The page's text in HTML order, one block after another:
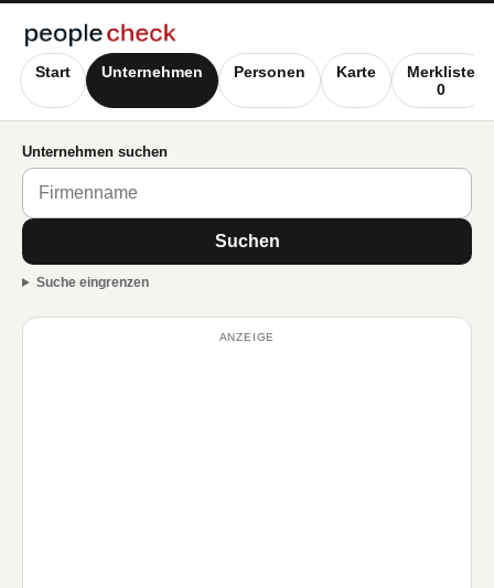
Start Unternehmen Personen Karte
Merkliste
0
Unternehmen suchen
Suchen
Suche eingrenzen
ANZEIGE